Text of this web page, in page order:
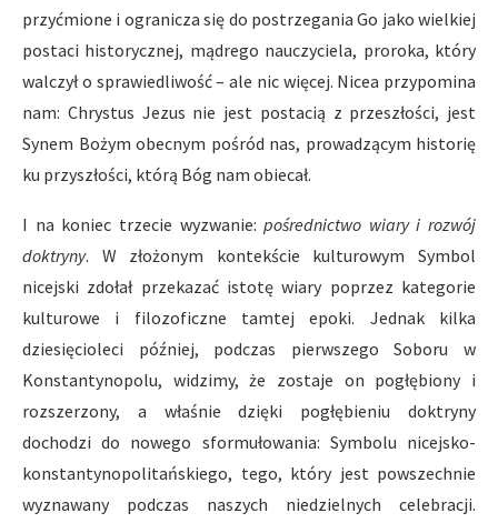
przyćmione i ogranicza się do postrzegania Go jako wielkiej
postaci historycznej, mądrego nauczyciela, proroka, który
walczył o sprawiedliwość – ale nic więcej. Nicea przypomina
nam: Chrystus Jezus nie jest postacią z przeszłości, jest
Synem Bożym obecnym pośród nas, prowadzącym historię
ku przyszłości, którą Bóg nam obiecał.
I na koniec trzecie wyzwanie:pośrednictwo wiary i rozwój
doktryny. W złożonym kontekście kulturowym Symbol
nicejski zdołał przekazać istotę wiary poprzez kategorie
kulturowe i filozoficzne tamtej epoki. Jednak kilka
dziesięcioleci później, podczas pierwszego Soboru w
Konstantynopolu, widzimy, że zostaje on pogłębiony i
rozszerzony, a właśnie dzięki pogłębieniu doktryny
dochodzi do nowego sformułowania: Symbolu nicejsko-
konstantynopolitańskiego, tego, który jest powszechnie
wyznawany podczas naszych niedzielnych celebracji.